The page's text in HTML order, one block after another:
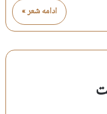
ادامه شعر »